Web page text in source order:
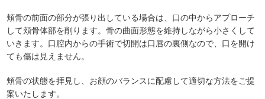
頬骨の前面の部分が張り出している場合は、口の中からアプローチ
して頬骨体部を削ります。骨の曲面形態を維持しながら小さくして
いきます。口腔内からの手術で切開は口唇の裏側なので、口を開け
ても傷は見えません。
頬骨の状態を拝見し、お顔のバランスに配慮して適切な方法をご提
案いたします。